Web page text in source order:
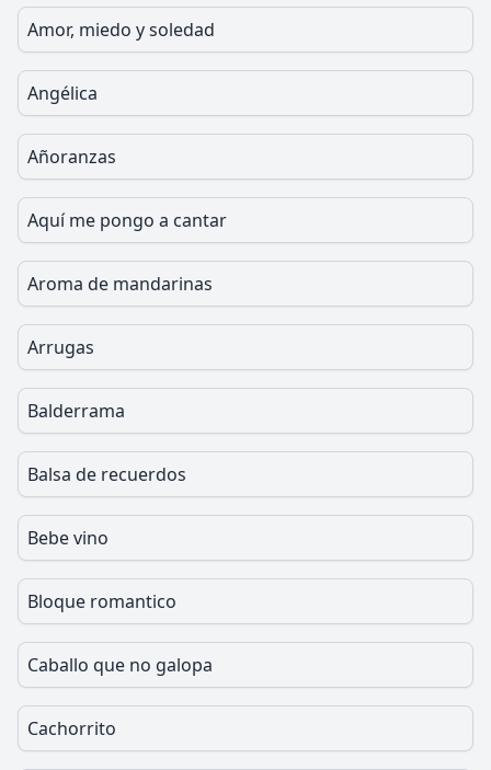
Amor, miedo y soledad
Angélica
Añoranzas
Aquí me pongo a cantar
Aroma de mandarinas
Arrugas
Balderrama
Balsa de recuerdos
Bebe vino
Bloque romantico
Caballo que no galopa
Cachorrito